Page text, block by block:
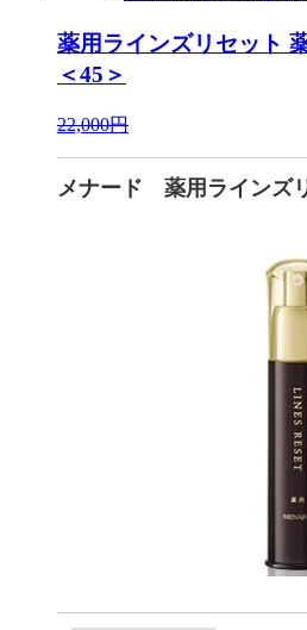
薬用ラインズリセット
＜45＞
22,000円
メナード 薬用ラインズ